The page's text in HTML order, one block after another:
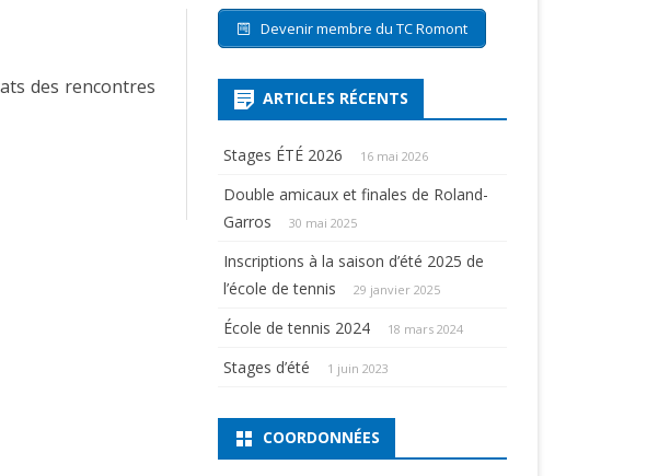
des rencontres
Devenir membre du TC Romont
ARTICLES RÉCENTS
Stages ÉTÉ 2026 16 mai 2026
Double amicaux et finales de Roland-
Garros
30 mai 2025
Inscriptions à la saison d’été 2025 de
l’école de tennis
29 janvier 2025
École de tennis 2024 18 mars 2024
Stages d’été 1 juin 2023
COORDONNÉES